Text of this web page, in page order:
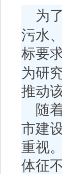
为
污水
标要
为研
推动
随
市建
重视
体征